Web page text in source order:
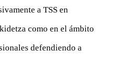
a TSS en
como en el ámbito
defendiendo a